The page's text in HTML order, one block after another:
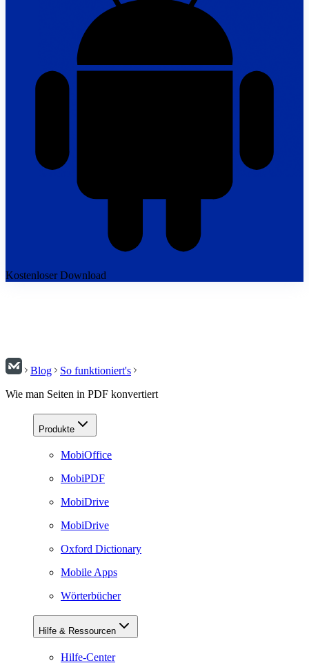
Kostenloser Download
Blog
So funktioniert's
Wie man Seiten in PDF konvertiert
Produkte
MobiOffice
MobiPDF
MobiDrive
MobiDrive
Oxford Dictionary
Mobile Apps
Wörterbücher
Hilfe & Ressourcen
Hilfe-Center